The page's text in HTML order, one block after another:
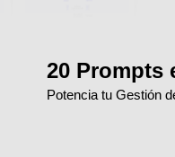
20 Prompts
Potencia tu Gestión